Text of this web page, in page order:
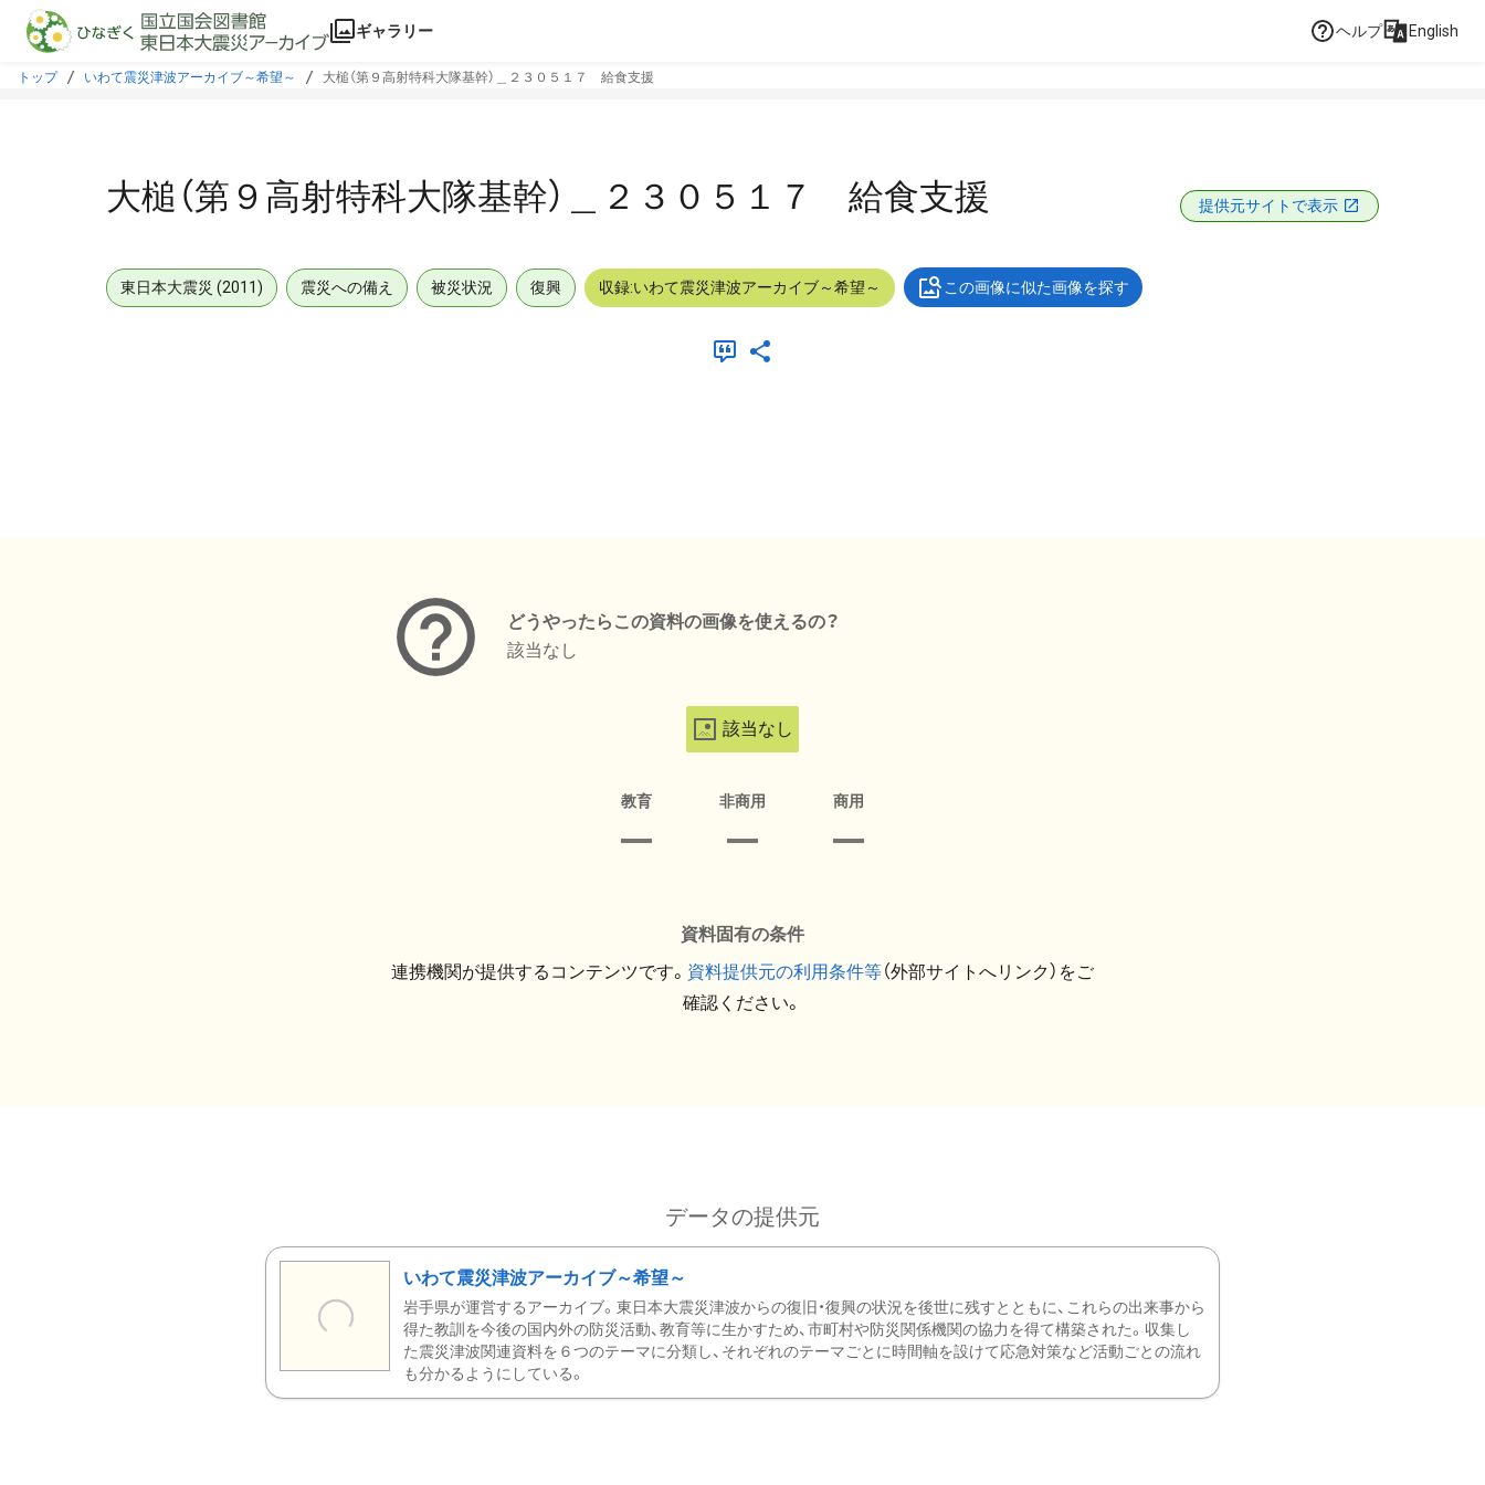
本文に飛ぶ
ギャラリー ヘルプ English
トップ いわて震災津波アーカイブ～希望～ 大槌（第９高射特科大隊基幹）＿２３０５１７ 給食支援
大槌（第９高射特科大隊基幹）＿２３０５１７ 給食支援 提供元サイトで表示
東日本大震災 (2011) 震災への備え 被災状況 復興 収録:いわて震災津波アーカイブ～希望～ この画像に似た画像を探す
どうやったらこの資料の画像を使えるの？
該当なし
該当なし
教育 非商用 商用
資料固有の条件
連携機関が提供するコンテンツです。 資料提供元の利用条件等（外部サイトへリンク）をご
確認ください。
データの提供元
いわて震災津波アーカイブ～希望～
岩手県が運営するアーカイブ。東日本大震災津波からの復旧・復興の状況を後世に残すとともに、これらの出来事から
得た教訓を今後の国内外の防災活動、教育等に生かすため、市町村や防災関係機関の協力を得て構築された。収集し
た震災津波関連資料を６つのテーマに分類し、それぞれのテーマごとに時間軸を設けて応急対策など活動ごとの流れ
も分かるようにしている。